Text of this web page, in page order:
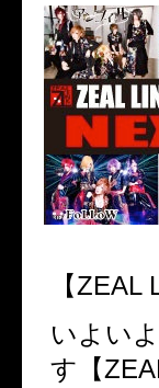
【
いよい
す【